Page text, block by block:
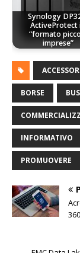
Synology
ActiveProtect
“formato
imprese”
BORSE
INFORMATIVO
PROMUOVERE